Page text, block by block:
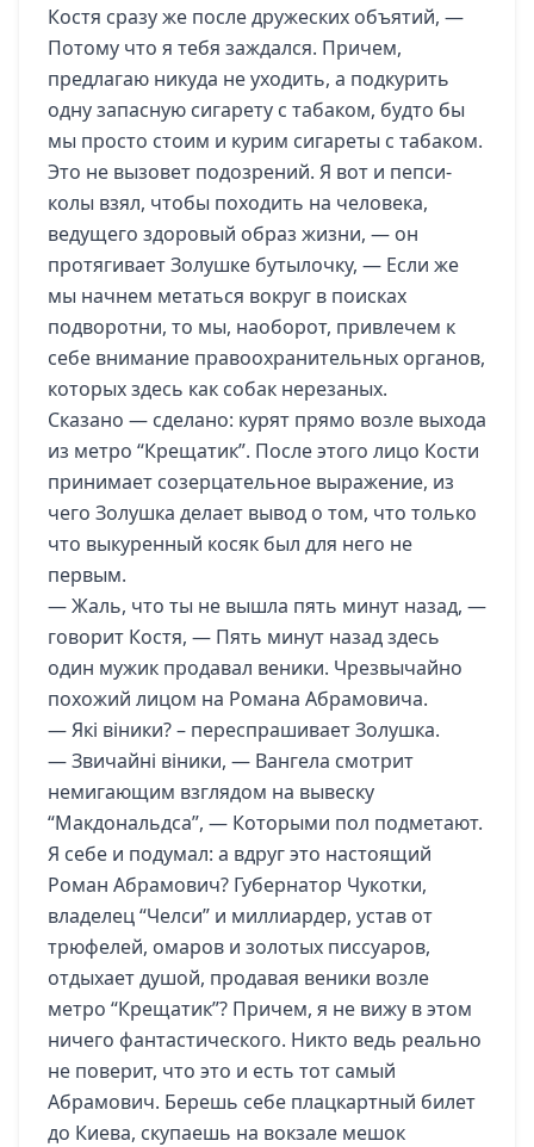
Костя сразу же после дружеских объятий, —
Потому что я тебя заждался. Причем,
предлагаю никуда не уходить, а подкурить
одну запасную сигарету с табаком, будто бы
мы просто стоим и курим сигареты с табаком.
Это не вызовет подозрений. Я вот и пепси-
колы взял, чтобы походить на человека,
ведущего здоровый образ жизни, — он
протягивает Золушке бутылочку, — Если же
мы начнем метаться вокруг в поисках
подворотни, то мы, наоборот, привлечем к
себе внимание правоохранительных органов,
которых здесь как собак нерезаных.
Сказано — сделано: курят прямо возле выхода
из метро “Крещатик”. После этого лицо Кости
принимает созерцательное выражение, из
чего Золушка делает вывод о том, что только
что выкуренный косяк был для него не
первым.
— Жаль, что ты не вышла пять минут назад, —
говорит Костя, — Пять минут назад здесь
один мужик продавал веники. Чрезвычайно
похожий лицом на Романа Абрамовича.
— Які віники? – переспрашивает Золушка.
— Звичайні віники, — Вангела смотрит
немигающим взглядом на вывеску
“Макдональдса”, — Которыми пол подметают.
Я себе и подумал: а вдруг это настоящий
Роман Абрамович? Губернатор Чукотки,
владелец “Челси” и миллиардер, устав от
трюфелей, омаров и золотых писсуаров,
отдыхает душой, продавая веники возле
метро “Крещатик”? Причем, я не вижу в этом
ничего фантастического. Никто ведь реально
не поверит, что это и есть тот самый
Абрамович. Берешь себе плацкартный билет
до Киева, скупаешь на вокзале мешок